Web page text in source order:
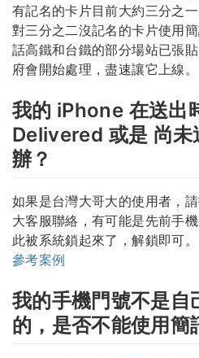
有記名的卡片目前大約三分之
對三分之二沒記名的卡片使用
話高鐵和台鐵的部分場站已張
府會開始處理，盡速讓它上線。
我的 iPhone 在送出
Delivered 或是 尚未
辦？
如果是台灣大哥大的使用者，
大客服聯絡，有可能是先前手
此被系統鎖起來了，解鎖即可。
參考案例
我的手機門號不是自
的，是否不能使用簡